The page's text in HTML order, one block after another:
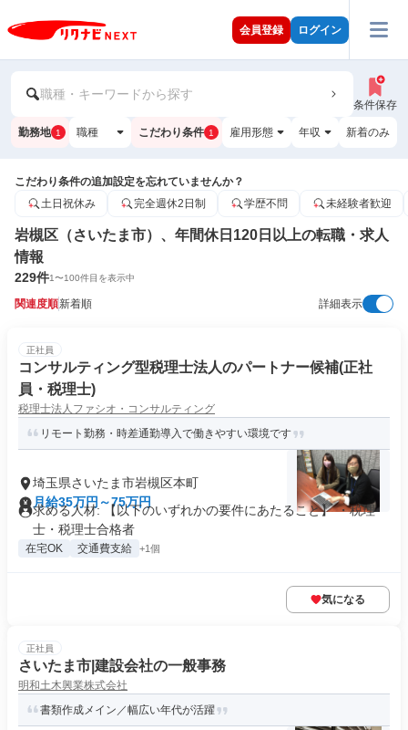
会員登録 ログイン
職種・キーワードから探す
条件保存
勤務地 1 職種 こだわり条件 1 雇用形態 年収 新着のみ
こだわり条件の追加設定を忘れていませんか？
土日祝休み
完全週休2日制 学歴不問 未経験者歓迎
岩槻区（さいたま市）、年間休日120日以上の転職・求人
情報
229件1〜100件目を表示中
関連度順新着順 詳細表示
正社員
コンサルティング型税理士法人のパートナー候補(正社
員・税理士)
税理士法人ファシオ・コンサルティング
リモート勤務・時差通勤導入で働きやすい環境です
埼玉県さいたま市岩槻区本町
月給35万円～75万円
求める人材: 【以下のいずれかの要件にあたること】 ・税理
士・税理士合格者
在宅OK 交通費支給 +1個
気になる
正社員
さいたま市|建設会社の一般事務
明和土木興業株式会社
書類作成メイン／幅広い年代が活躍